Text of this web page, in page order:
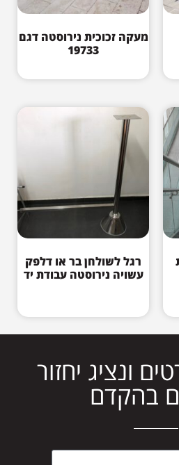
מעקה זכוכית נירוסטה דגם
19733
רגל לשולחן בר או דלפק
עשויה נירוסטה עבודת יד
ונציג יחזור
בהקדם